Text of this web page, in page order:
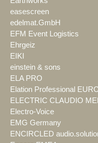
easescreen
edelmat.GmbH
EFM Event Logistics
Ehrgeiz
EIKI
einstein & sons
ELA PRO
Elation Professional
ELECTRIC CLAUDIO
Electro-Voice
EMG Germany
ENCIRCLED